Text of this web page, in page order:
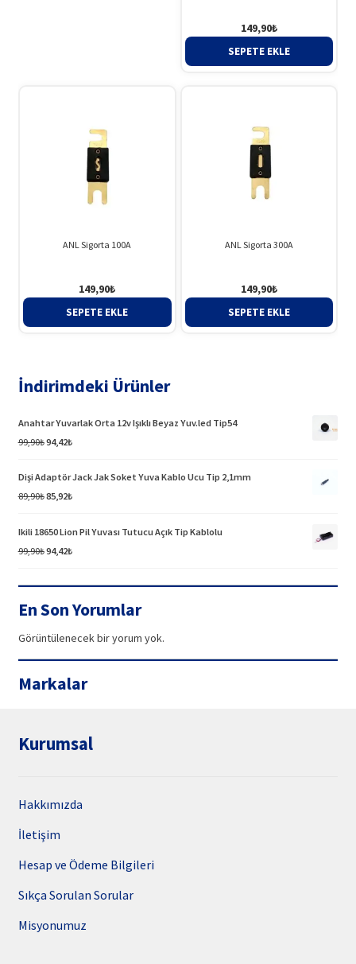
149,90₺
SEPETE EKLE
ANL Sigorta 100A
149,90₺
SEPETE EKLE
ANL Sigorta 300A
149,90₺
SEPETE EKLE
İndirimdeki Ürünler
Anahtar Yuvarlak Orta 12v Işıklı Beyaz Yuv.led Tip54
99,90₺Orijinal
94,42₺Şu
Dişi Adaptör Jack Jak Soket Yuva Kablo Ucu Tip 2,1mm
89,90₺Orijinal
85,92₺Şu
Ikili 18650 Lion Pil Yuvası Tutucu Açık Tip Kablolu
99,90₺Orijinal
94,42₺Şu
En Son Yorumlar
Görüntülenecek bir yorum yok.
Markalar
Kurumsal
Hakkımızda
İletişim
Hesap ve Ödeme Bilgileri
Sıkça Sorulan Sorular
Misyonumuz